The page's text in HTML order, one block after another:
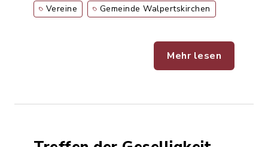
Vereine Gemeinde Walpertskirchen
Mehr lesen